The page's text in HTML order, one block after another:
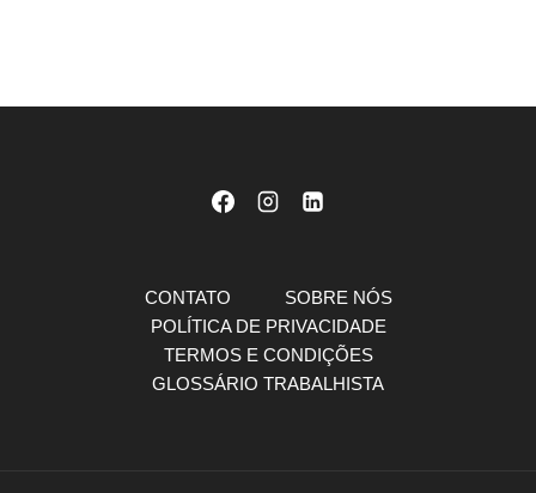
CONTATO
SOBRE NÓS
POLÍTICA DE PRIVACIDADE
TERMOS E CONDIÇÕES
GLOSSÁRIO TRABALHISTA